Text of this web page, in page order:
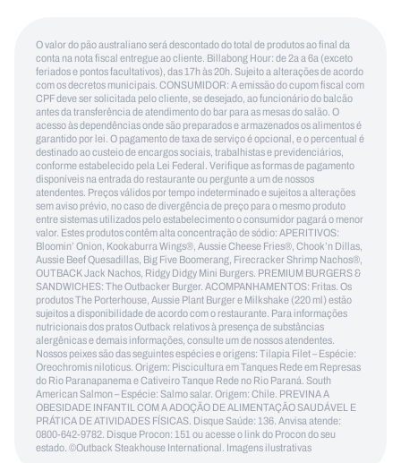
O valor do pão australiano será descontado do total de produtos ao final da
conta na nota fiscal entregue ao cliente. Billabong Hour: de 2a a 6a (exceto
feriados e pontos facultativos), das 17h às 20h. Sujeito a alterações de acordo
com os decretos municipais. CONSUMIDOR: A emissão do cupom fiscal com
CPF deve ser solicitada pelo cliente, se desejado, ao funcionário do balcão
antes da transferência de atendimento do bar para as mesas do salão. O
acesso às dependências onde são preparados e armazenados os alimentos é
garantido por lei. O pagamento de taxa de serviço é opcional, e o percentual é
destinado ao custeio de encargos sociais, trabalhistas e previdenciários,
conforme estabelecido pela Lei Federal. Verifique as formas de pagamento
disponíveis na entrada do restaurante ou pergunte a um de nossos
atendentes. Preços válidos por tempo indeterminado e sujeitos a alterações
sem aviso prévio, no caso de divergência de preço para o mesmo produto
entre sistemas utilizados pelo estabelecimento o consumidor pagará o menor
valor. Estes produtos contêm alta concentração de sódio: APERITIVOS:
Bloomin’ Onion, Kookaburra Wings®, Aussie Cheese Fries®, Chook’n Dillas,
Aussie Beef Quesadillas, Big Five Boomerang, Firecracker Shrimp Nachos®,
OUTBACK Jack Nachos, Ridgy Didgy Mini Burgers. PREMIUM BURGERS &
SANDWICHES: The Outbacker Burger. ACOMPANHAMENTOS: Fritas. Os
produtos The Porterhouse, Aussie Plant Burger e Milkshake (220 ml) estão
sujeitos a disponibilidade de acordo com o restaurante. Para informações
nutricionais dos pratos Outback relativos à presença de substâncias
alergênicas e demais informações, consulte um de nossos atendentes.
Nossos peixes são das seguintes espécies e origens: Tilapia Filet – Espécie:
Oreochromis niloticus. Origem: Piscicultura em Tanques Rede em Represas
do Rio Paranapanema e Cativeiro Tanque Rede no Rio Paraná. South
American Salmon – Espécie: Salmo salar. Origem: Chile. PREVINA A
OBESIDADE INFANTIL COM A ADOÇÃO DE ALIMENTAÇÃO SAUDÁVEL E
PRÁTICA DE ATIVIDADES FÍSICAS. Disque Saúde: 136. Anvisa atende:
0800-642-9782. Disque Procon: 151 ou acesse o link do Procon do seu
estado. ©Outback Steakhouse International. Imagens ilustrativas